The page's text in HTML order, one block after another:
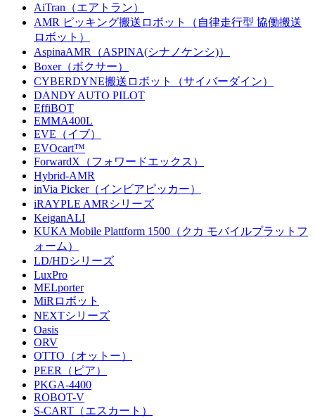
AiTran（エアトラン）
AMR ピッキング搬送ロボット（自律走行型 協働搬送
ロボット）
AspinaAMR（ASPINA(シナノケンシ)）
Boxer（ボクサー）
CYBERDYNE搬送ロボット（サイバーダイン）
DANDY AUTO PILOT
EffiBOT
EMMA400L
EVE（イブ）
EVOcart™
ForwardX（フォワードエックス）
Hybrid-AMR
inVia Picker（インビアピッカー）
iRAYPLE AMRシリーズ
KeiganALI
KUKA Mobile Plattform 1500（クカ モバイルプラットフ
ォーム）
LD/HDシリーズ
LuxPro
MELporter
MiRロボット
NEXTシリーズ
Oasis
ORV
OTTO（オットー）
PEER（ピア）
PKGA-4400
ROBOT-V
S-CART（エスカート）